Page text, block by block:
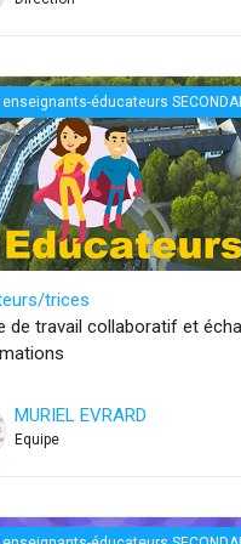
trices
enseignants-éducateurs
trices
de travail collaboratif et
MURIEL EVRARD
Equipe